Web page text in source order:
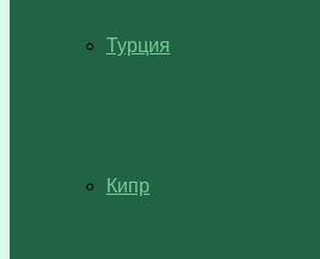
Турция
Кипр